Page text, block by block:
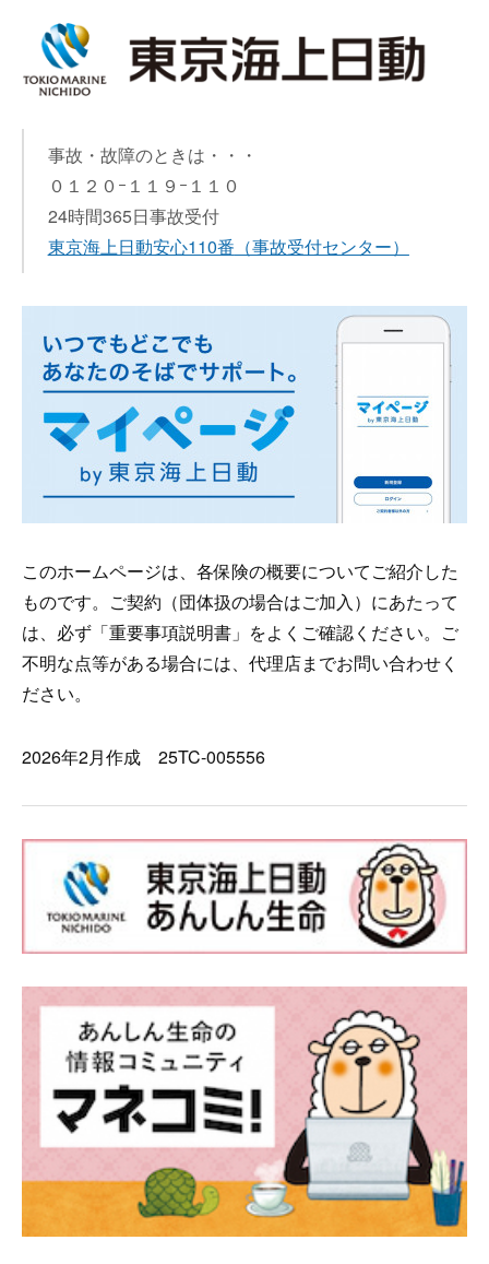
事故・故障のときは・・・
０１２０ｰ１１９ｰ１１０
24時間365日事故受付
東京海上日動安心110番 （事故受付センター）
このホームページは、各保険の概要についてご紹介した
ものです。ご契約（団体扱の場合はご加入）にあたって
は、必ず「重要事項説明書」をよくご確認ください。ご
不明な点等がある場合には、代理店までお問い合わせく
ださい。
2026年2月作成 25TC-005556